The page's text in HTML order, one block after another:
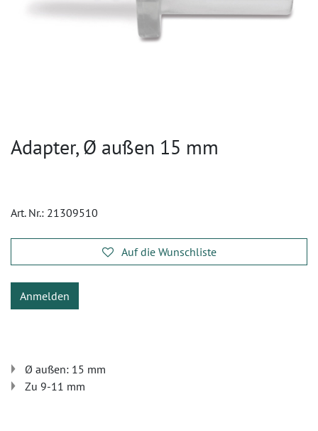
Adapter, Ø außen 15 mm
Art. Nr.: 21309510
Auf die Wunschliste
Anmelden
Ø außen: 15 mm
Zu 9-11 mm